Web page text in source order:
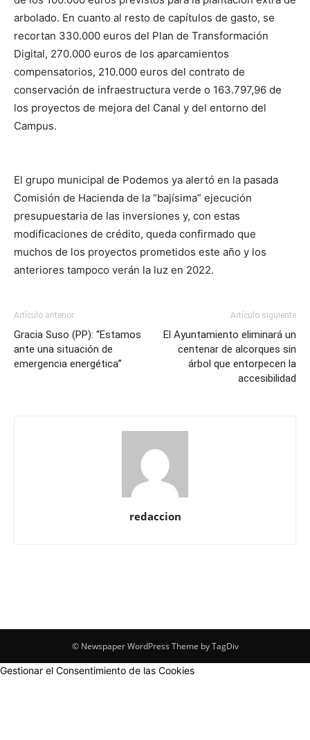
arbolado. En cuanto al resto de capítulos de gasto, se
recortan 330.000 euros del Plan de Transformación
Digital, 270.000 euros de los aparcamientos
compensatorios, 210.000 euros del contrato de
conservación de infraestructura verde o 163.797,96 de
los proyectos de mejora del Canal y del entorno del
Campus.
El grupo municipal de Podemos ya alertó en la pasada
Comisión de Hacienda de la “bajísima” ejecución
presupuestaria de las inversiones y, con estas
modificaciones de crédito, queda confirmado que
muchos de los proyectos prometidos este año y los
anteriores tampoco verán la luz en 2022.
Artículo anterior
Gracia Suso (PP): “Estamos
ante una situación de
emergencia energética”
Artículo siguiente
El Ayuntamiento eliminará un
centenar de alcorques sin
árbol que entorpecen la
accesibilidad
redaccion
© Newspaper WordPress Theme by TagDiv
Gestionar el Consentimiento de las Cookies